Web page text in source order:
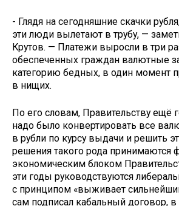
- Глядя на сегодняшние скачки
эти люди вылетают в трубу, —
Крутов. — Платежи выросли в три
обеспеченных граждан валютные
категорию бедных, в один момент
в нищих.
По его словам, Правительству ещё
надо было конвертировать все
в рубли по курсу выдачи и решить
решения такого рода принимаются
экономическим блоком
эти годы руководствуются
с принципом «выживает
сам подписал кабальный договор, в